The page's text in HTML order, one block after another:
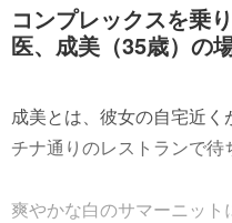
コンプレックスを乗
医、成美（35歳）の
成美とは、彼女の自宅近
チナ通りのレストランで待
爽やかな白のサマーニッ